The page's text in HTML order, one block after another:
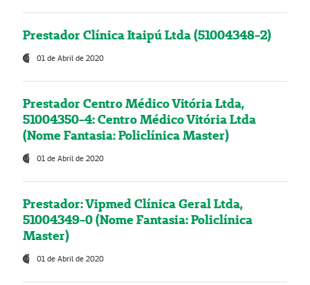
Prestador Clínica Itaipú Ltda (51004348-2)
01 de Abril de 2020
Prestador Centro Médico Vitória Ltda,
51004350-4: Centro Médico Vitória Ltda
(Nome Fantasia: Policlínica Master)
01 de Abril de 2020
Prestador: Vipmed Clínica Geral Ltda,
51004349-0 (Nome Fantasia: Policlínica
Master)
01 de Abril de 2020